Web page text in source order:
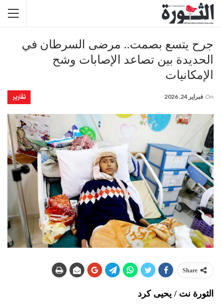
جرح يتسع بصمت.. مرضى السرطان في
الحديدة بين تصاعد الإصابات وشح
الإمكانيات
تقارير On فبراير 24, 2026
Share
الثورة نت / يحيى كرد